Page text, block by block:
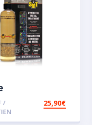
SMT2
/
25,90€